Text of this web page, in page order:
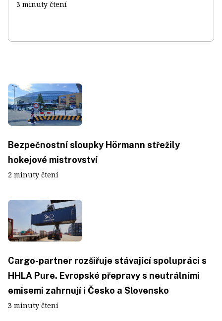
3 minuty čtení
Bezpečnostní sloupky Hörmann střežily
hokejové mistrovství
2 minuty čtení
Cargo-partner rozšiřuje stávající spolupráci s
HHLA Pure. Evropské přepravy s neutrálními
emisemi zahrnují i Česko a Slovensko
3 minuty čtení